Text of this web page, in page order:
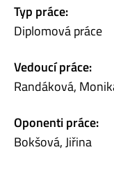
Typ práce:
Diplomová práce
Vedoucí práce:
Randáková,
Oponenti práce:
Bokšová, Jiřina